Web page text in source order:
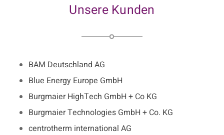
Unsere Kunden
BAM Deutschland AG
Blue Energy Europe GmbH
Burgmaier HighTech GmbH + Co KG
Burgmaier Technologies GmbH + Co. KG
centrotherm international AG